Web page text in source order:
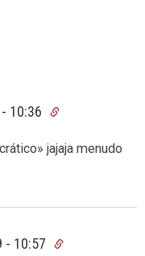
10:36
jajaja menudo
- 10:57